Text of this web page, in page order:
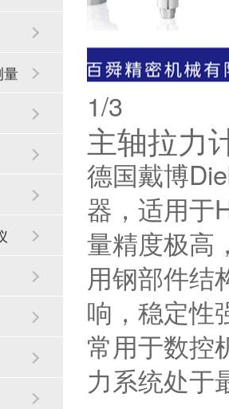
1/3
主轴拉力
德国戴博
器，适用于
量精度极高
用钢部件结
响，稳定性
常用于数控
力系统处于
量